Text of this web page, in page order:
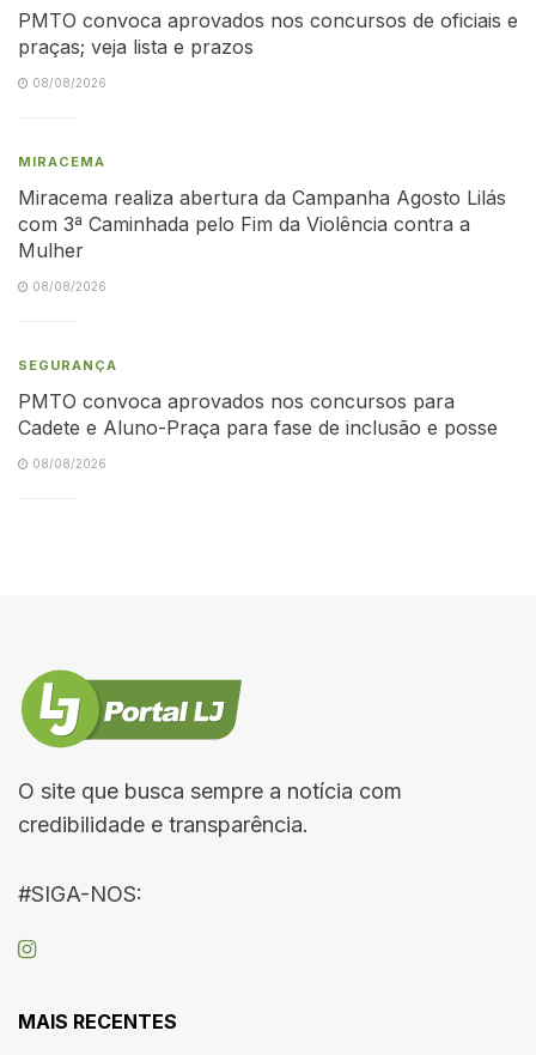
PMTO convoca aprovados nos concursos de oficiais e
praças; veja lista e prazos
08/08/2026
MIRACEMA
Miracema realiza abertura da Campanha Agosto Lilás
com 3ª Caminhada pelo Fim da Violência contra a
Mulher
08/08/2026
SEGURANÇA
PMTO convoca aprovados nos concursos para
Cadete e Aluno-Praça para fase de inclusão e posse
08/08/2026
O site que busca sempre a notícia com
credibilidade e transparência.
#SIGA-NOS:
MAIS RECENTES